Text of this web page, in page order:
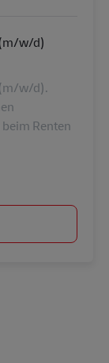
w/d)
w/d).
Renten